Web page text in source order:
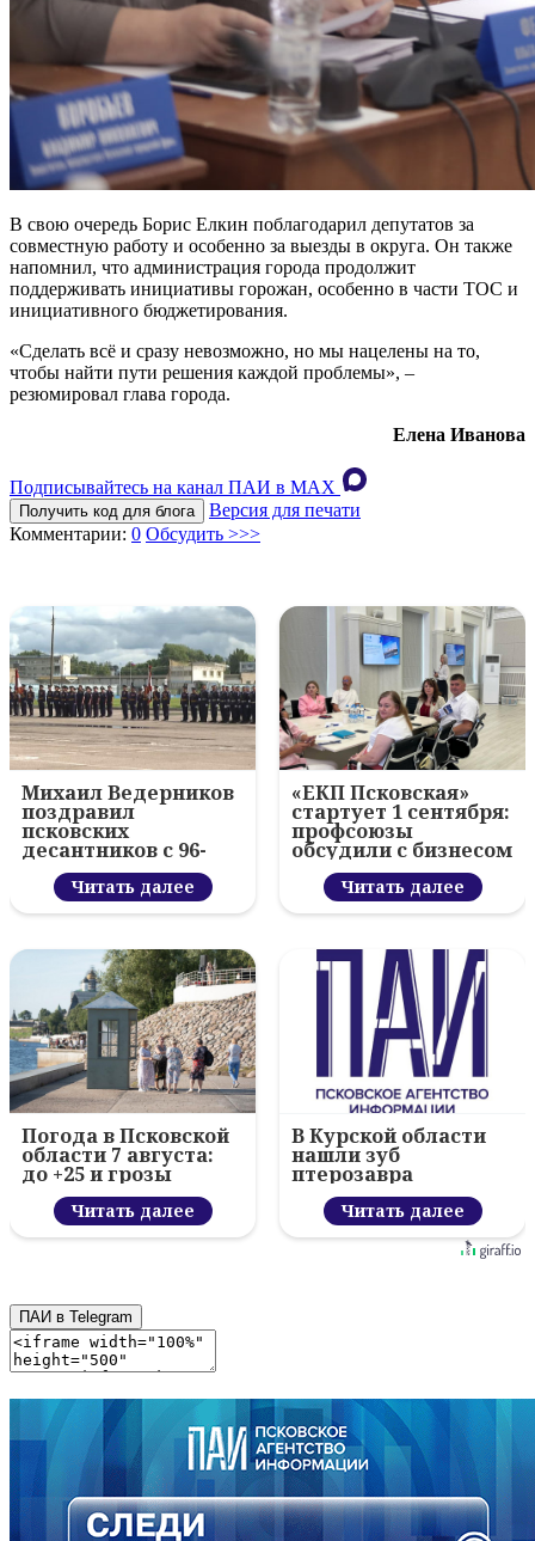
В свою очередь Борис Елкин поблагодарил депутатов за
совместную работу и особенно за выезды в округа. Он также
напомнил, что администрация города продолжит
поддерживать инициативы горожан, особенно в части ТОС и
инициативного бюджетирования.
«Сделать всё и сразу невозможно, но мы нацелены на то,
чтобы найти пути решения каждой проблемы», –
резюмировал глава города.
Елена Иванова
Подписывайтесь на канал ПАИ в MAХ
Получить код для блога
Версия для печати
Комментарии: 0 Обсудить >>>
Михаил Ведерников
поздравил
псковских
десантников с 96-
летием ВДВ и
вручил награды
Читать далее
«ЕКП Псковская»
стартует 1 сентября:
профсоюзы
обсудили с бизнесом
новый цифровой
проектЧитать далее
Погода в Псковской
области 7 августа:
до +25 и грозы
Читать далее
В Курской области
нашли зуб
птерозавра
Читать далее
ПАИ в Telegram